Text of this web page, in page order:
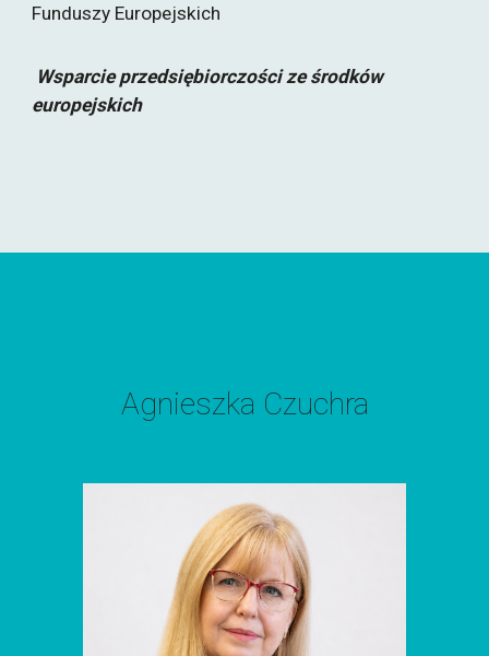
Funduszy Europejskich
Wsparcie przedsiębiorczości ze środków
europejskich
Agnieszka Czuchra